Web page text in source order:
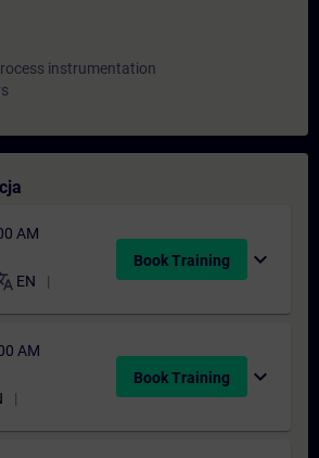
instrumentation
AM
EN
Book Training expand_more
AM
Book Training expand_more